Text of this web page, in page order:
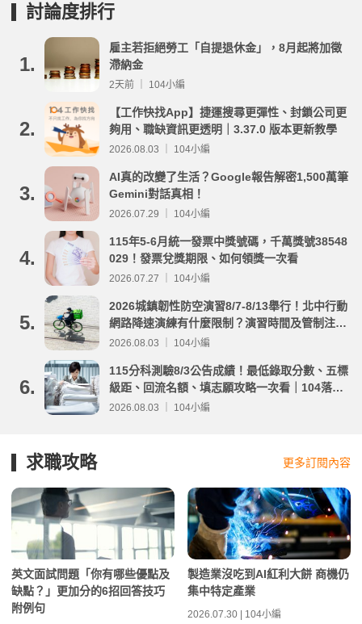
討論度排行
1.
雇主若拒絕勞工「自提退休金」，8月起將加徵
滯納金
2天前 ｜ 104小編
2.
【工作快找App】捷運搜尋更彈性、封鎖公司更
夠用、職缺資訊更透明｜3.37.0 版本更新教學
2026.08.03 ｜ 104小編
3.
AI真的改變了生活？Google報告解密1,500萬筆
Gemini對話真相！
2026.07.29 ｜ 104小編
4.
115年5-6月統一發票中獎號碼，千萬獎號38548
029！發票兌獎期限、如何領獎一次看
2026.07.27 ｜ 104小編
5.
2026城鎮韌性防空演習8/7-8/13舉行！北中行動
網路降速演練有什麼限制？演習時間及管制注意
事項整理
2026.08.03 ｜ 104小編
6.
115分科測驗8/3公告成績！最低錄取分數、五標
級距、回流名額、填志願攻略一次看｜104落點
分析
2026.08.03 ｜ 104小編
求職攻略 更多訂閱內容
英文面試問題「你有哪些優點及
缺點？」更加分的6招回答技巧
附例句
製造業沒吃到AI紅利大餅 商機仍
集中特定產業
2026.07.30 | 104小編